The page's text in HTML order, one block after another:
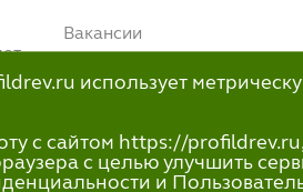
80
Вакансии
Наше производство
использует
с сайтом https://
с целью улучшить
и